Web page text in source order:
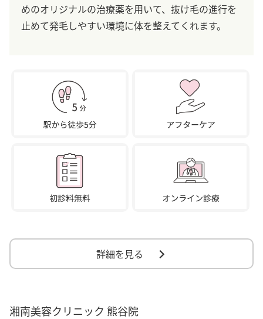
めのオリジナルの治療薬を用いて、抜け毛の進行を
止めて発毛しやすい環境に体を整えてくれます。
詳細を見る
湘南美容クリニック 熊谷院